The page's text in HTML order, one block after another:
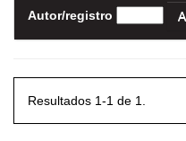
Autor/registro
Resultados 1-1 de 1.